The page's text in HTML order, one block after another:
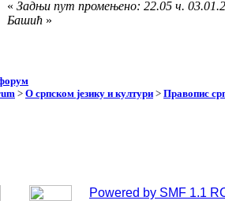
« Задњи пут промењено: 22.05 ч.
Башић »
> О српском језику и култури > Правопис
Powered by SMF 1.1